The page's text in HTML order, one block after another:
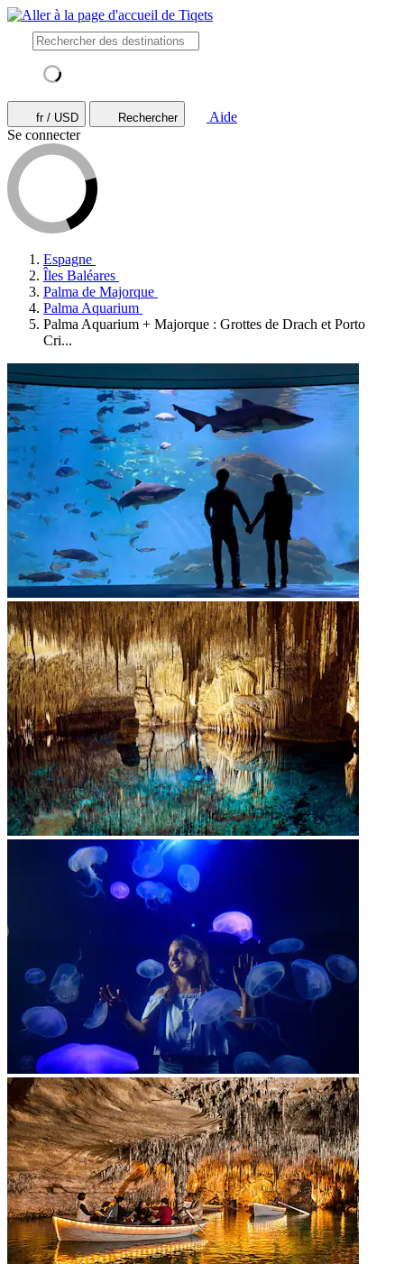
fr / USD Rechercher
Aide
Se connecter
Espagne
Îles Baléares
Palma de Majorque
Palma Aquarium
Palma Aquarium + Majorque : Grottes de Drach et Porto
Cri...